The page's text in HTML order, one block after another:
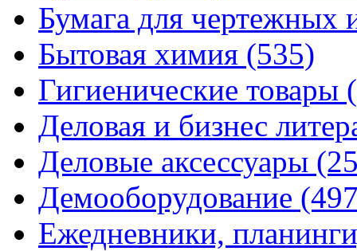
Бумага для чертежных
Бытовая химия (535)
Гигиенические товары
Деловая и бизнес
Деловые аксессуары
Демооборудование
Ежедневники,